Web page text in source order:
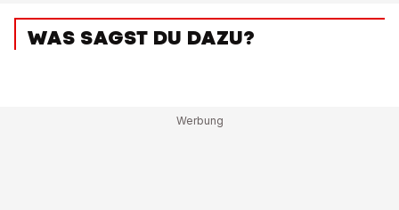
WAS SAGST DU DAZU?